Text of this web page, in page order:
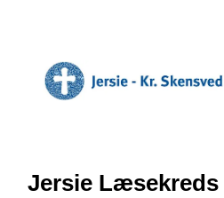
Jersie Læsekreds